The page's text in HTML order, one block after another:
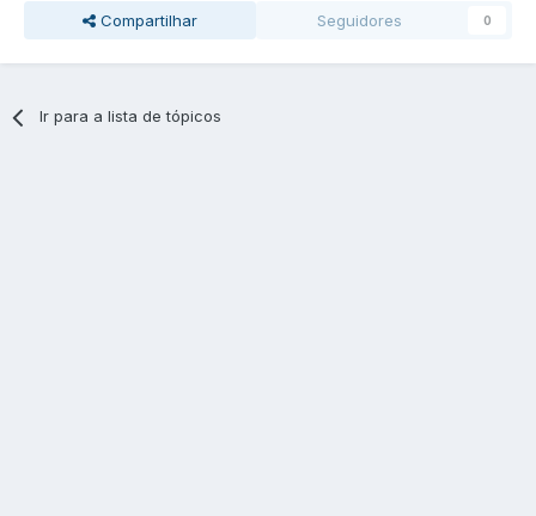
Compartilhar Seguidores 0
Ir para a lista de tópicos